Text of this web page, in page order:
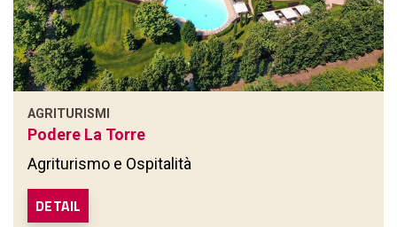
AGRITURISMI
Podere La Torre
Agriturismo e Ospitalità
DETAIL